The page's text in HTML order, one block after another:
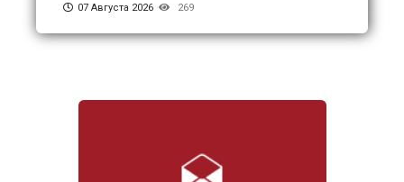
07 Августа 2026 269